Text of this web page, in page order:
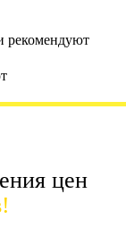
цен